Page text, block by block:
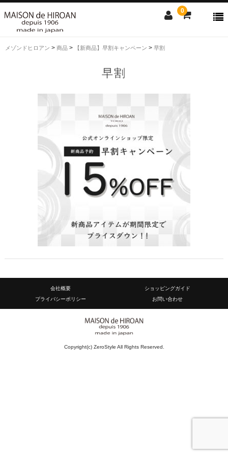
0
CLOSE
メゾンドヒロアン > 商品 > 【新商品】早割キャンペーン > 早割
早割
会社概要
ショッピングガイド
プライバシーポリシー
お問い合わせ
Copyright(c) ZeroStyle All Rights Reserved.